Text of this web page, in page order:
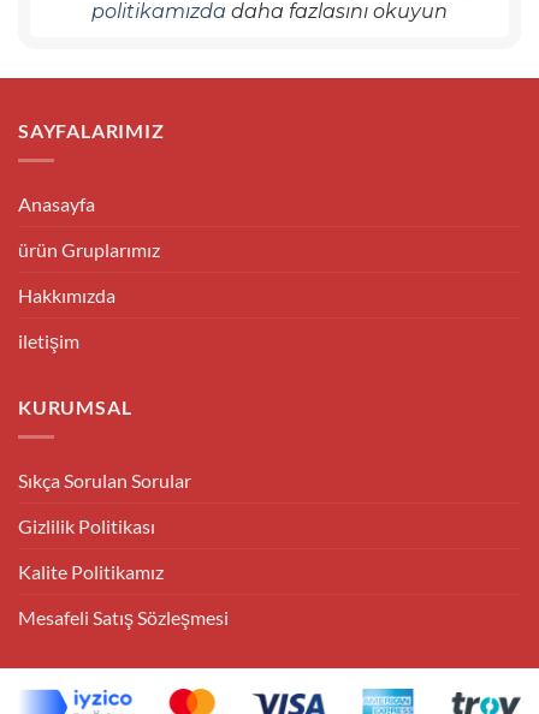
politikamızda daha fazlasını okuyun
SAYFALARIMIZ
Anasayfa
ürün Gruplarımız
Hakkımızda
iletişim
KURUMSAL
Sıkça Sorulan Sorular
Gizlilik Politikası
Kalite Politikamız
Mesafeli Satış Sözleşmesi